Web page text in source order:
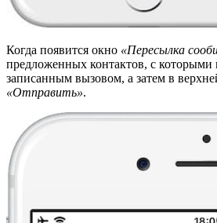
Когда появится окно «Пересылка
предложенных контактов, с которыми
записанным вызовом, а затем в
«Отправить».